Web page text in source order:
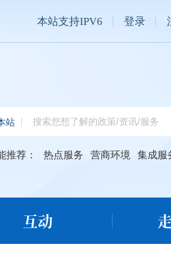
本站支持IPV6 登录
推荐： 热点服务 营商环境 集成服
互动